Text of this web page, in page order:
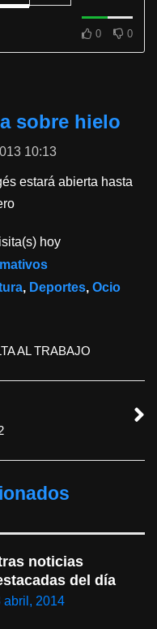
0 0
sobre hielo
10:13
estará abierta hasta
hoy
, Deportes, Ocio
AL TRABAJO
noticias
del día
abril, 2014